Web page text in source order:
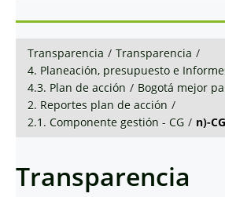
Transparencia / Transparencia /
4. Planeación, presupuesto e
4.3. Plan de acción / Bogotá mejor
2. Reportes plan de acción /
2.1. Componente gestión - CG / n)-
Transparencia